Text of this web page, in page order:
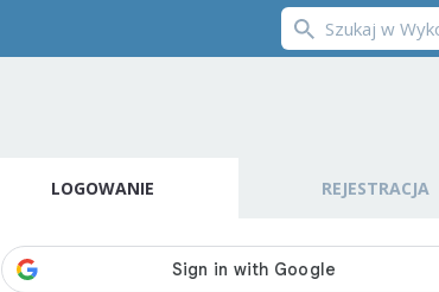
LOGOWANIE REJESTRACJA